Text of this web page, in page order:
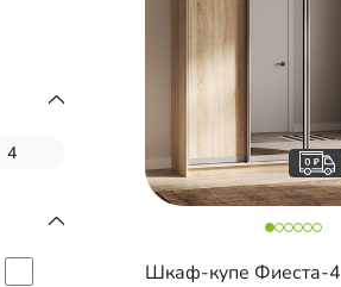
Шкаф-купе Фиеста-4